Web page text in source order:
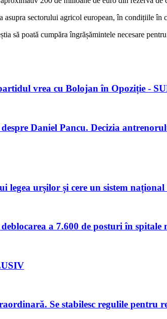
asupra sectorului agricol european, în condițiile
să poată cumpăra îngrășămintele necesare
vrea cu Bolojan în Opoziție -
Daniel Pancu. Decizia
legea urșilor și cere un sistem
a 7.600 de posturi în
Se stabilesc regulile pentru